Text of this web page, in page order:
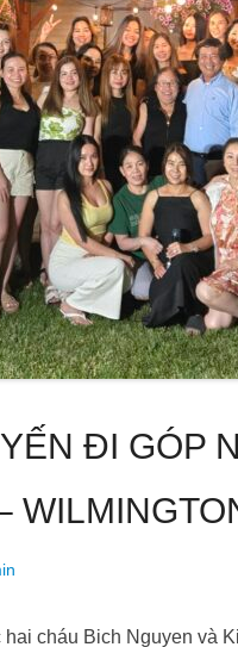
ĐI GÓP
cháu Bich Nguyen và